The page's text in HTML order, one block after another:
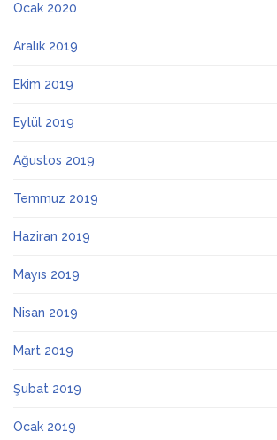
Ocak 2020
Aralık 2019
Ekim 2019
Eylül 2019
Ağustos 2019
Temmuz 2019
Haziran 2019
Mayıs 2019
Nisan 2019
Mart 2019
Şubat 2019
Ocak 2019